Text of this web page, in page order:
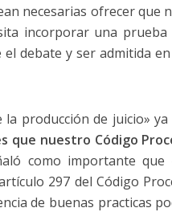
necesarias ofrecer que
incorporar una prueba
debate y ser admitida en
producción de juicio» ya
que nuestro Código
como importante que
297 del Código
de buenas practicas